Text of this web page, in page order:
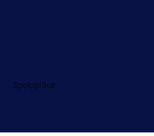
Spolupráce